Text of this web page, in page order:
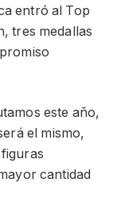
entró al Top
tres medallas
este año,
el mismo,
cantidad